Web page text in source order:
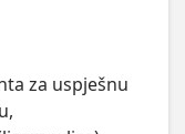
za uspješnu